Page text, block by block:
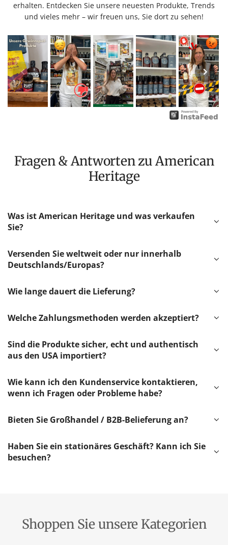
erhalten. Entdecken Sie unsere neuesten Produkte, Trends
und vieles mehr – wir freuen uns, Sie dort zu sehen!
Fragen & Antworten zu American
Heritage
Was ist American Heritage und was verkaufen
Sie?
Versenden Sie weltweit oder nur innerhalb
Deutschlands/Europas?
Wie lange dauert die Lieferung?
Welche Zahlungsmethoden werden akzeptiert?
Sind die Produkte sicher, echt und authentisch
aus den USA importiert?
Wie kann ich den Kundenservice kontaktieren,
wenn ich Fragen oder Probleme habe?
Bieten Sie Großhandel / B2B-Belieferung an?
Haben Sie ein stationäres Geschäft? Kann ich Sie
besuchen?
Shoppen Sie unsere Kategorien